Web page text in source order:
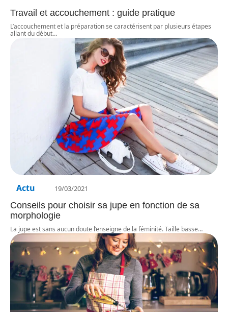
Travail et accouchement : guide pratique
L’accouchement et la préparation se caractérisent par plusieurs étapes
allant du début…
Actu 19/03/2021
Conseils pour choisir sa jupe en fonction de sa
morphologie
La jupe est sans aucun doute l’enseigne de la féminité. Taille basse…